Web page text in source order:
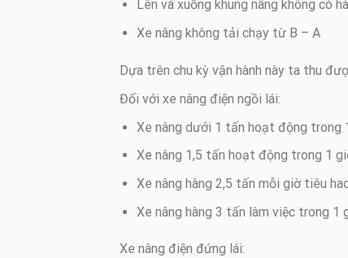
Lên và xuống khung nâng không có
Xe nâng không tải chạy từ B – A
Dựa trên chu kỳ vận hành này ta thu
Đối với xe nâng điện ngồi lái:
Xe nâng dưới 1 tấn hoạt động trong
Xe nâng 1,5 tấn hoạt động trong 1
Xe nâng hàng 2,5 tấn mỗi giờ tiêu
Xe nâng hàng 3 tấn làm việc trong 1
Xe nâng điện đứng lái: